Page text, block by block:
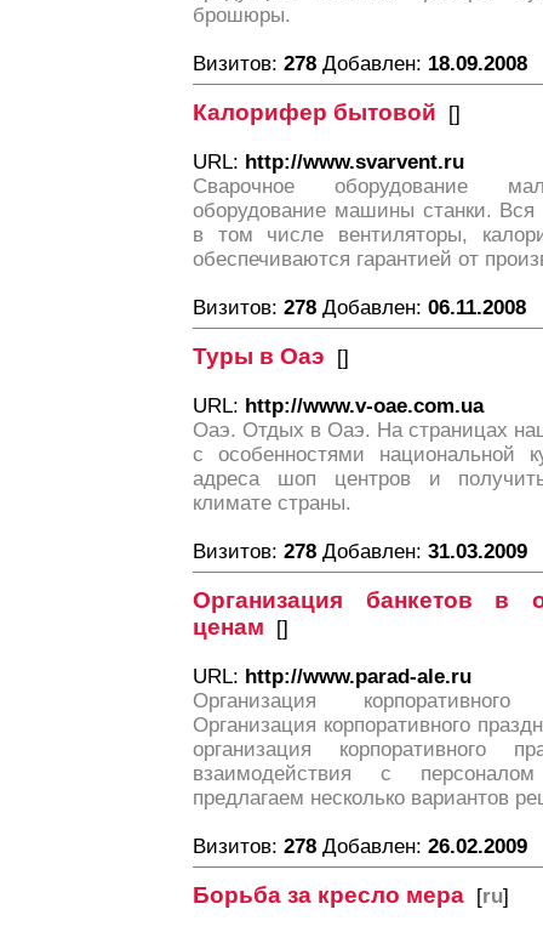
брошюры.
Визитов: 278 Добавлен: 18.09.2008
Калорифер бытовой []
URL: http://www.svarvent.ru
Сварочное оборудование
оборудование машины станки. Вся
в том числе вентиляторы,
обеспечиваются гарантией от
Визитов: 278 Добавлен: 06.11.2008
Туры в Оаэ []
URL: http://www.v-oae.com.ua
Оаэ. Отдых в Оаэ. На страницах
с особенностями национальной
адреса шоп центров и
климате страны.
Визитов: 278 Добавлен: 31.03.2009
Организация банкетов в
ценам []
URL: http://www.parad-ale.ru
Организация
Организация корпоративного
организация корпоративного
взаимодействия с
предлагаем несколько вариантов
Визитов: 278 Добавлен: 26.02.2009
Борьба за кресло мера [ru]